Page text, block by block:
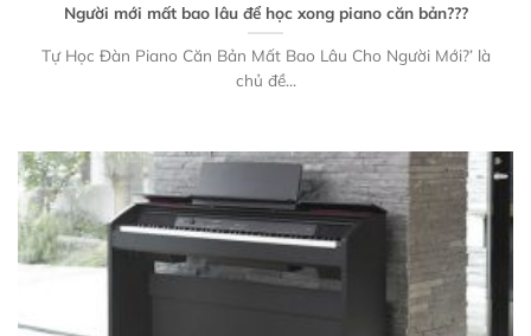
Người mới mất bao lâu để học xong piano căn bản???
Tự Học Đàn Piano Căn Bản Mất Bao Lâu Cho Người Mới?’ là
chủ đề...